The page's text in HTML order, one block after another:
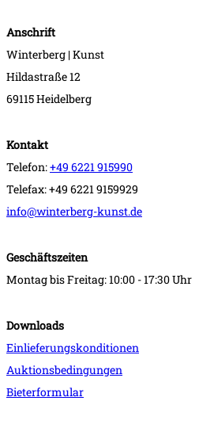
Anschrift
Winterberg | Kunst
Hildastraße 12
69115 Heidelberg
Kontakt
Telefon:+49 6221 915990
Telefax: +49 6221 9159929
info@winterberg-kunst.de
Geschäftszeiten
Montag bis Freitag: 10:00 - 17:30 Uhr
Downloads
Einlieferungskonditionen
Auktionsbedingungen
Bieterformular